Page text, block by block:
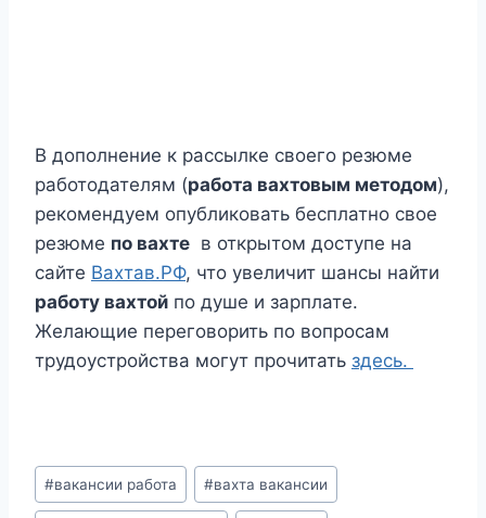
В дополнение к рассылке своего резюме
работодателям (работа вахтовым методом),
рекомендуем опубликовать бесплатно свое
резюме по вахте в открытом доступе на
сайте Вахтав.РФ, что увеличит шансы найти
работу вахтой по душе и зарплате.
Желающие переговорить по вопросам
трудоустройства могут прочитать здесь.
Метки
записи:
#вакансии работа #вахта вакансии